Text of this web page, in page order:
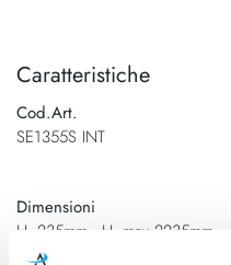
Caratteristiche
Cod.Art.
SE1355S INT
Dimensioni
H. 235mm - H. max 2235mm